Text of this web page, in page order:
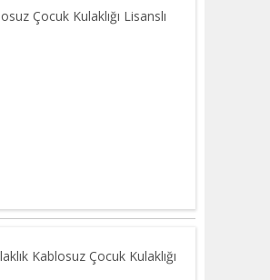
Çocuk Kulaklığı Lisanslı
Kablosuz Çocuk Kulaklığı